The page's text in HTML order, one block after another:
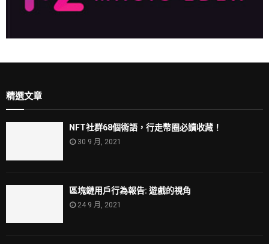
精選文章
NFT社群68個術語，行走幣圈必讀收藏！
30 9 月, 2021
區塊鏈用戶行為報告: 遊戲的視角
24 9 月, 2021